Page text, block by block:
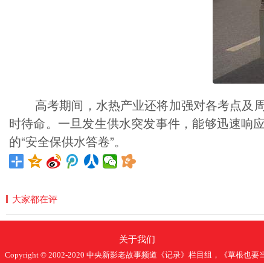
高考期间，水热产业还将加强对各考点及周
时待命。一旦发生供水突发事件，能够迅速响
的“安全保供水答卷”。
大家都在评
关于我们
Copyright © 2002-2020 中央新影老故事频道《记录》栏目组，《草根也